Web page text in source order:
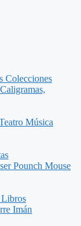
Colecciones
Música
Pounch Mouse
Libros
Imán